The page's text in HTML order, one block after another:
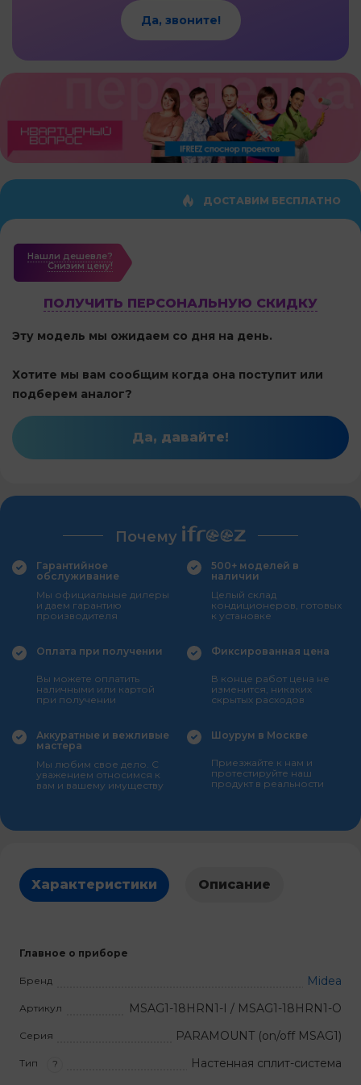
Да, звоните!
ДОСТАВИМ БЕСПЛАТНО
Нашли дешевле?
Cнизим цену!
ПОЛУЧИТЬ ПЕРСОНАЛЬНУЮ СКИДКУ
Эту модель мы ожидаем со дня на день.
Хотите мы вам сообщим когда она поступит или
подберем аналог?
Да, давайте!
Почему
Гарантийное
обслуживание
Мы официальные дилеры
и даем гарантию
производителя
500+ моделей в
наличии
Целый склад
кондиционеров, готовых
к установке
Оплата при получении
Вы можете оплатить
наличными или картой
при получении
Фиксированная цена
В конце работ цена не
изменится, никаких
скрытых расходов
Аккуратные и вежливые
мастера
Мы любим свое дело. С
уважением относимся к
вам и вашему имуществу
Шоурум в Москве
Приезжайте к нам и
протестируйте наш
продукт в реальности
Характеристики Описание
Главное о приборе
Бренд Midea
Артикул MSAG1-18HRN1-I / MSAG1-18HRN1-O
Серия PARAMOUNT (on/off MSAG1)
Тип ? Настенная сплит-система